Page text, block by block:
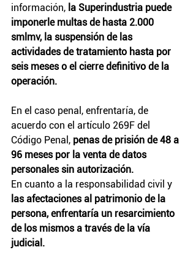
información, la Superindustria puede
imponerle multas de hasta 2.000
smlmv, la suspensión de las
actividades de tratamiento hasta por
seis meses o el cierre definitivo de la
operación.
En el caso penal, enfrentaría, de
acuerdo con el artículo 269F del
Código Penal, penas de prisión de 48 a
96 meses por la venta de datos
personales sin autorización.
En cuanto a la responsabilidad civil y
las afectaciones al patrimonio de la
persona, enfrentaría un resarcimiento
de los mismos a través de la vía
judicial.